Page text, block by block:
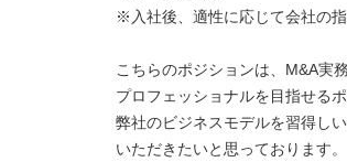
※入社後、適性に応じて会社の
こちらのポジションは、M&A実
プロフェッショナルを目指せるポ
弊社のビジネスモデルを習得し
いただきたいと思っております。